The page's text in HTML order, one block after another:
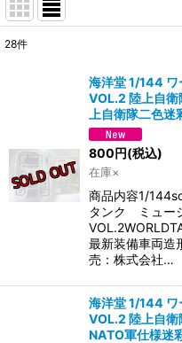
28件
海洋堂 1/144 ワ
VOL.2 陸上自衛
上自衛隊二色迷
800円(税込)
在庫×
商品内容1/
タンク ミュ
最新装備車両造
売：株式会社…
海洋堂 1/144 ワ
VOL.2 陸上自
NATO軍仕様迷